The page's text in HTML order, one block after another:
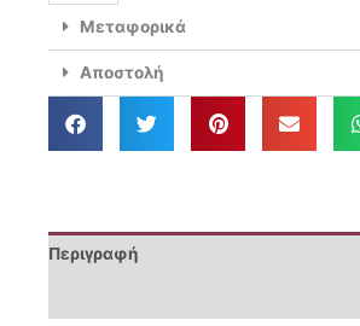
Club
Βαλίτσα
Ταξιδίου
78x50x32
Premium
Μεταφορικά
Αποστολή
Περιγραφή